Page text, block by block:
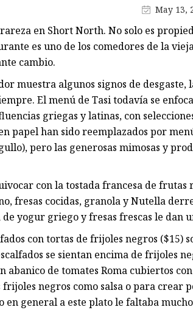
cinturón ancho perla
Cinturón fino perla
Cinturón de 1-2 cm de ancho
cinturón táctico
Cinturón de 2-4 cm de ancho
May 13,
en Short North. No solo es
es uno de los comedores de la
cambio.
muestra algunos signos de
El menú de Tasi todavía se
griegas y latinas, con
papel han sido reemplazados por
pero las generosas mimosas y
con la tostada francesa de frutas
fresas cocidas, granola y Nutella
yogur griego y fresas frescas le dan
con tortas de frijoles negros ($15)
se sientan encima de frijoles
abanico de tomates Roma cubiertos
frijoles negros como salsa o para crear
en general a este plato le faltaba